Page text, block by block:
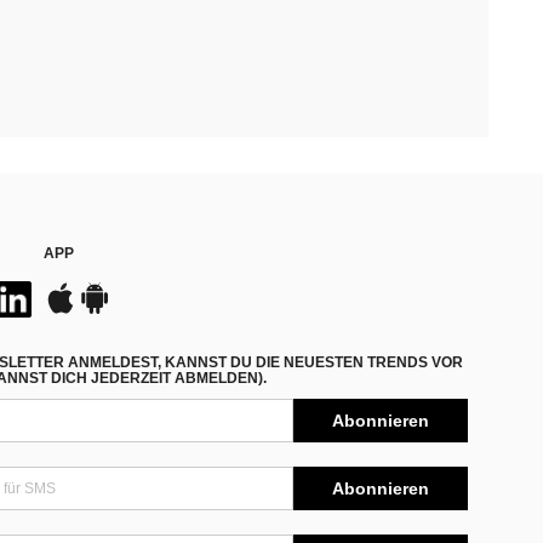
APP
ANMELDEST, KANNST DU DIE NEUESTEN TRENDS VOR
DICH JEDERZEIT ABMELDEN).
Abonnieren
Abonnieren